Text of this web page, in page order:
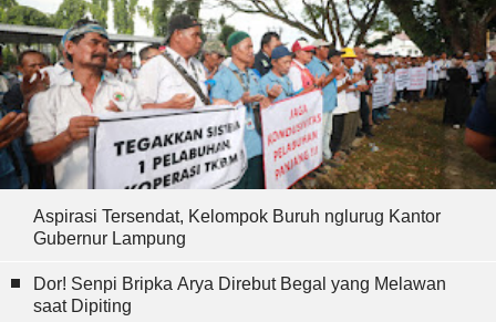
Aspirasi Tersendat, Kelompok Buruh nglurug Kantor
Gubernur Lampung
Dor! Senpi Bripka Arya Direbut Begal yang Melawan
saat Dipiting